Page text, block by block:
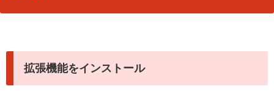
拡張機能をインストール